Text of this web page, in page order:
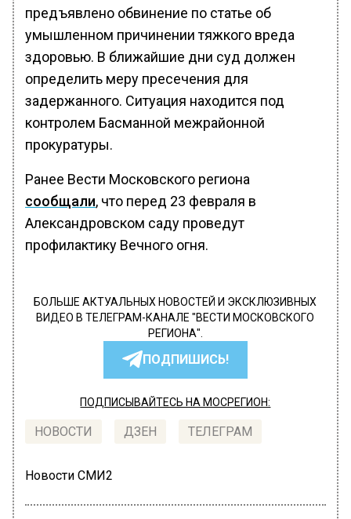
предъявлено обвинение по статье об
умышленном причинении тяжкого вреда
здоровью. В ближайшие дни суд должен
определить меру пресечения для
задержанного. Ситуация находится под
контролем Басманной межрайонной
прокуратуры.
Ранее Вести Московского региона
сообщали, что перед 23 февраля в
Александровском саду проведут
профилактику Вечного огня.
БОЛЬШЕ АКТУАЛЬНЫХ НОВОСТЕЙ И ЭКСКЛЮЗИВНЫХ
ВИДЕО В ТЕЛЕГРАМ-КАНАЛЕ "ВЕСТИ МОСКОВСКОГО
РЕГИОНА".
ПОДПИШИСЬ!
ПОДПИСЫВАЙТЕСЬ НА МОСРЕГИОН:
НОВОСТИ ДЗЕН ТЕЛЕГРАМ
Новости СМИ2